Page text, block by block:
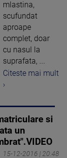
mlastina,
scufundat
aproape
complet, doar
cu nasul la
suprafata, ...
Citeste mai mult
›
si
un
15-12-2016 | 20:48